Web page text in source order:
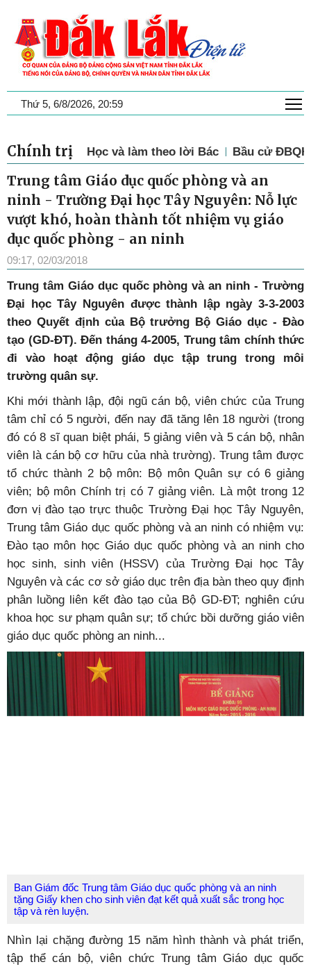
Thứ 5, 6/8/2026, 20:59
Chính trị Học và làm theo lời Bác Bầu cử
Trung tâm Giáo dục quốc phòng và an
ninh - Trường Đại học Tây Nguyên: Nỗ lực
vượt khó, hoàn thành tốt nhiệm vụ giáo
dục quốc phòng - an ninh
09:17, 02/03/2018
Trung tâm Giáo dục quốc phòng và an ninh - Trường
Đại học Tây Nguyên được thành lập ngày 3-3-2003
theo Quyết định của Bộ trưởng Bộ Giáo dục - Đào
tạo (GD-ĐT). Đến tháng 4-2005, Trung tâm chính thức
đi vào hoạt động giáo dục tập trung trong môi
trường quân sự.
Khi mới thành lập, đội ngũ cán bộ, viên chức của Trung
tâm chỉ có 5 người, đến nay đã tăng lên 18 người (trong
đó có 8 sĩ quan biệt phái, 5 giảng viên và 5 cán bộ, nhân
viên là cán bộ cơ hữu của nhà trường). Trung tâm được
tổ chức thành 2 bộ môn: Bộ môn Quân sự có 6 giảng
viên; bộ môn Chính trị có 7 giảng viên. Là một trong 12
đơn vị đào tạo trực thuộc Trường Đại học Tây Nguyên,
Trung tâm Giáo dục quốc phòng và an ninh có nhiệm vụ:
Đào tạo môn học Giáo dục quốc phòng và an ninh cho
học sinh, sinh viên (HSSV) của Trường Đại học Tây
Nguyên và các cơ sở giáo dục trên địa bàn theo quy định
phân luồng liên kết đào tạo của Bộ GD-ĐT; nghiên cứu
khoa học sư phạm quân sự; tổ chức bồi dưỡng giáo viên
giáo dục quốc phòng an ninh...
Ban Giám đốc Trung tâm Giáo dục quốc phòng và an ninh
tặng Giấy khen cho sinh viên đạt kết quả xuất sắc trong học
tập và rèn luyện.
Nhìn lại chặng đường 15 năm hình thành và phát triển,
tập thể cán bộ, viên chức Trung tâm Giáo dục quốc